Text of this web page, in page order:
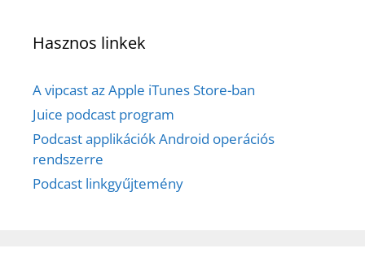
Hasznos linkek
A vipcast az Apple iTunes Store-ban
Juice podcast program
Podcast applikációk Android operációs
rendszerre
Podcast linkgyűjtemény